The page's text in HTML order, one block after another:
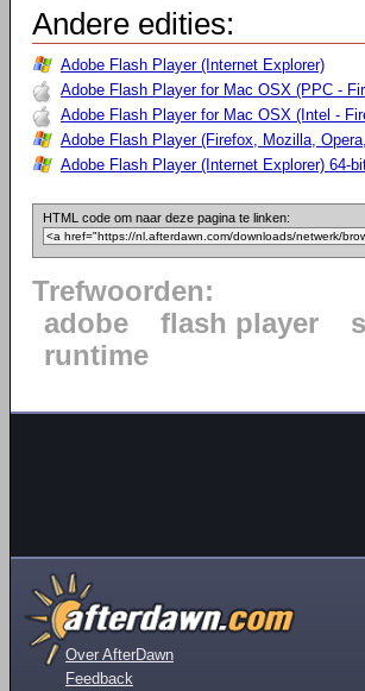
Andere edities:
Adobe Flash Player (Internet Explorer)
Adobe Flash Player for Mac OSX (PPC -
Adobe Flash Player for Mac OSX (Intel -
Adobe Flash Player (Firefox, Mozilla,
Adobe Flash Player (Internet Explorer) 64-
HTML code om naar deze pagina te linken:
Trefwoorden:
adobe
flash player
runtime
Over AfterDawn
Feedback